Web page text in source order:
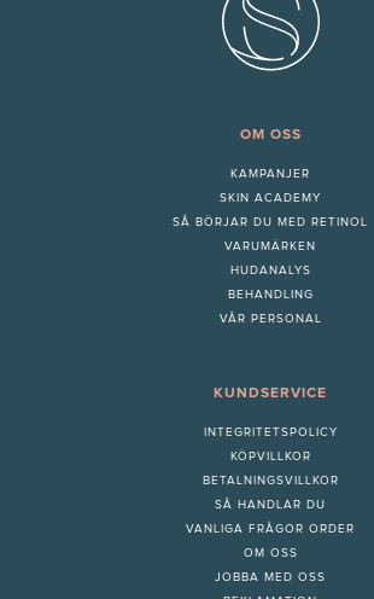
OM OSS
KAMPANJER
SKIN ACADEMY
SÅ BÖRJAR DU MED RETINOL
VARUMÄRKEN
HUDANALYS
BEHANDLING
VÅR PERSONAL
KUNDSERVICE
INTEGRITETSPOLICY
KÖPVILLKOR
BETALNINGSVILLKOR
SÅ HANDLAR DU
VANLIGA FRÅGOR ORDER
OM OSS
JOBBA MED OSS